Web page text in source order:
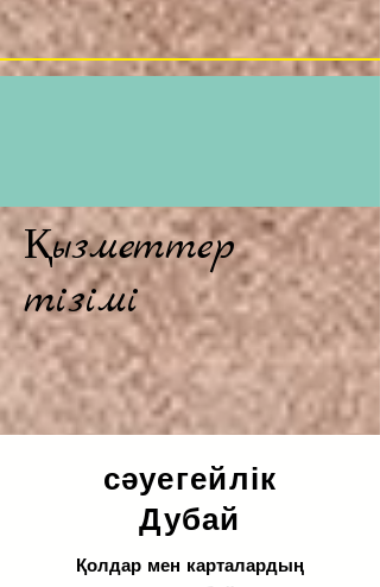
Қызметтер
тізімі
сәуегейлік
Дубай
Қолдар мен карталардың